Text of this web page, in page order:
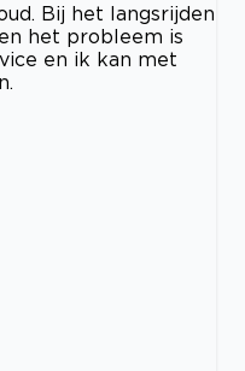
Bij het langsrijden
het probleem is
en ik kan met